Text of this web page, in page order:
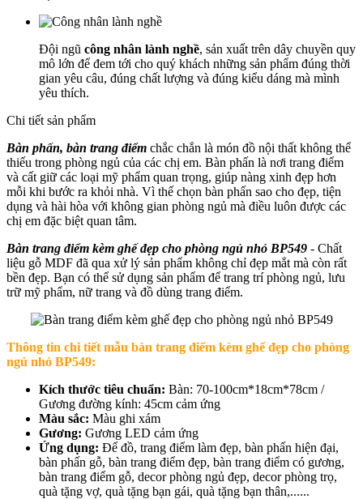
Đội ngũ công nhân lành nghề, sản xuất trên dây chuyền quy
mô lớn để đem tới cho quý khách những sản phẩm đúng thời
gian yêu câu, đúng chất lượng và đúng kiểu dáng mà mình
yêu thích.
Chi tiết sản phẩm
Bàn phấn, bàn trang điểm chắc chắn là món đồ nội thất không thể
thiếu trong phòng ngủ của các chị em. Bàn phấn là nơi trang điểm
và cất giữ các loại mỹ phẩm quan trọng, giúp nàng xinh đẹp hơn
mỗi khi bước ra khỏi nhà. Vì thế chọn bàn phấn sao cho đẹp, tiện
dụng và hài hòa với không gian phòng ngủ mà điều luôn được các
chị em đặc biệt quan tâm.
Bàn trang điểm kèm ghế đẹp cho phòng ngủ nhỏ BP549 - Chất
liệu gỗ MDF đã qua xử lý sản phẩm không chỉ đẹp mắt mà còn rất
bền đẹp. Bạn có thể sử dụng sản phẩm để trang trí phòng ngủ, lưu
trữ mỹ phẩm, nữ trang và đồ dùng trang điểm.
Thông tin chi tiết mẫu bàn trang điểm kèm ghế đẹp cho phòng
ngủ nhỏ BP549:
Kích thước tiêu chuẩn: Bàn: 70-100cm*18cm*78cm /
Gương đường kính: 45cm cảm ứng
Màu sắc: Màu ghi xám
Gương: Gương LED cảm ứng
Ứng dụng: Để đồ, trang điểm làm đẹp, bàn phấn hiện đại,
bàn phấn gỗ, bàn trang điểm đẹp, bàn trang điểm có gương,
bàn trang điểm gỗ, decor phòng ngủ đẹp, decor phòng trọ,
quà tặng vợ, quà tặng bạn gái, quà tặng bạn thân,......